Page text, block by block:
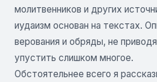
молитвенников и других
иудаизм основан на текстах.
верования и обряды, не
упустить слишком многое.
Обстоятельнее всего я